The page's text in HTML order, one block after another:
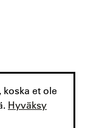
koska et ole
Hyväksy